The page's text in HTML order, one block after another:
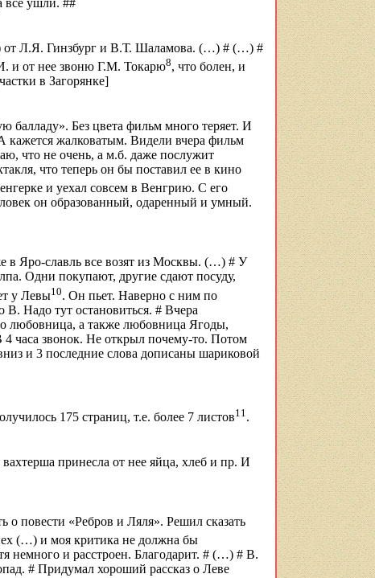
от Л.Я. Гинзбург и В.Т. Шаламова. (…) # (…) #
и от нее звоню Г.М. Токарю8, что болен, и
в Загорянке]
балладу». Без цвета фильм много теряет. И
кажется жалковатым. Видели вчера фильм
что не очень, а м.б. даже послужит
что теперь он бы поставил ее в кино
и уехал совсем в Венгрию. С его
он образованный, одаренный и умный.
в Яро-славль все возят из Москвы. (…) # У
Одни покупают, другие сдают посуду,
у Левы10. Он пьет. Наверно с ним по
Надо тут остановиться. # Вчера
любовница, а также любовница Ягоды,
4 часа звонок. Не открыл почему-то. Потом
и 3 последние слова дописаны шариковой
175 страниц, т.е. более 7 листов11 .
принесла от нее яйца, хлеб и пр. И
повести «Ребров и Ляля». Решил сказать
(…) и моя критика не должна бы
немного и расстроен. Благодарит. # (…) # В.
# Придумал хороший рассказ о Леве